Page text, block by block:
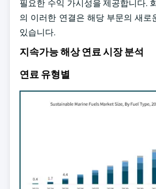
필요한 수익 가시성을 제공합니다.
의 이러한 연결은 해당 부문의 새로
있습니다.
지속가능 해상 연료 시장 분석
연료 유형별